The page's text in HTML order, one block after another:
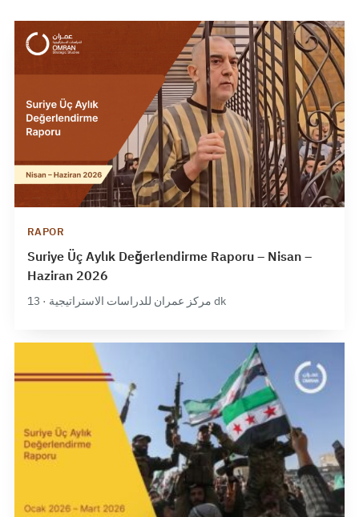
RAPOR
Suriye Üç Aylık Değerlendirme Raporu – Nisan –
Haziran 2026
مركز عمران للدراسات الاستراتيجية · 13 dk